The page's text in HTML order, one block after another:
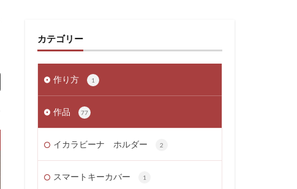
カテゴリー
作り方 1
作品 77
イカラビーナ ホルダー 2
スマートキーカバー 1